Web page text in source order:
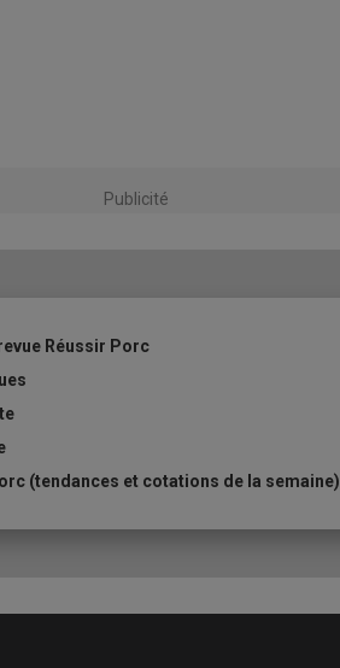
Publicité
Réussir Porc
(tendances et cotations de la semaine)